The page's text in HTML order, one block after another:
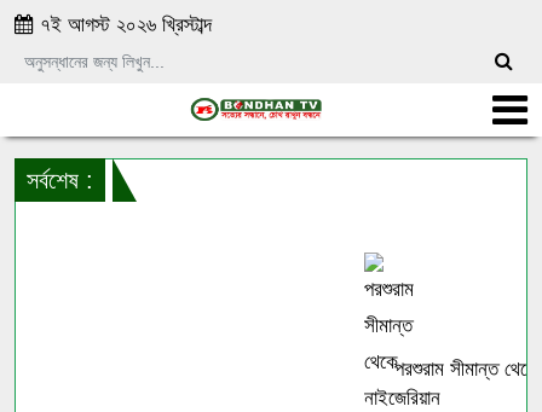
৭ই আগস্ট ২০২৬ খ্রিস্টাব্দ
সর্বশেষ :
পরশুরাম সীমান্ত থেকে